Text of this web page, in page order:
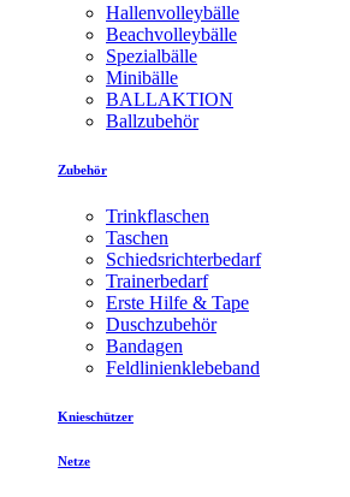
Hallenvolleybälle
Beachvolleybälle
Spezialbälle
Minibälle
BALLAKTION
Ballzubehör
Zubehör
Trinkflaschen
Taschen
Schiedsrichterbedarf
Trainerbedarf
Erste Hilfe & Tape
Duschzubehör
Bandagen
Feldlinienklebeband
Knieschützer
Netze